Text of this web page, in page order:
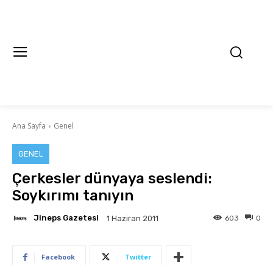
Ana Sayfa Genel
GENEL
Çerkesler dünyaya seslendi:
Soykırımı tanıyın
Jineps Gazetesi 1 Haziran 2011 0
603
Facebook Twitter